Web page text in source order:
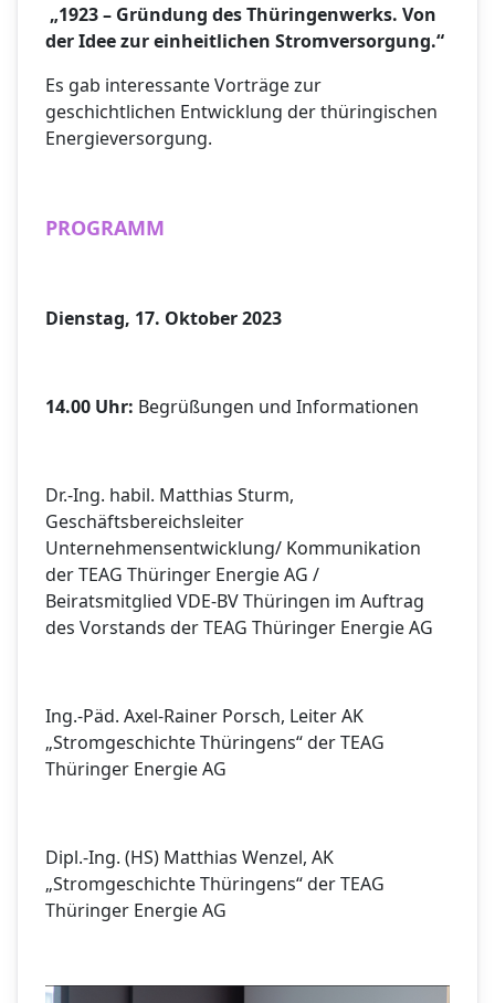
„1923 – Gründung des Thüringenwerks. Von
der Idee zur einheitlichen Stromversorgung.“
Es gab interessante Vorträge zur
geschichtlichen Entwicklung der thüringischen
Energieversorgung.
PROGRAMM
Dienstag, 17. Oktober 2023
14.00 Uhr: Begrüßungen und Informationen
Dr.-Ing. habil. Matthias Sturm,
Geschäftsbereichsleiter
Unternehmensentwicklung/ Kommunikation
der TEAG Thüringer Energie AG /
Beiratsmitglied VDE-BV Thüringen im Auftrag
des Vorstands der TEAG Thüringer Energie AG
Ing.-Päd. Axel-Rainer Porsch, Leiter AK
„Stromgeschichte Thüringens“ der TEAG
Thüringer Energie AG
Dipl.-Ing. (HS) Matthias Wenzel, AK
„Stromgeschichte Thüringens“ der TEAG
Thüringer Energie AG